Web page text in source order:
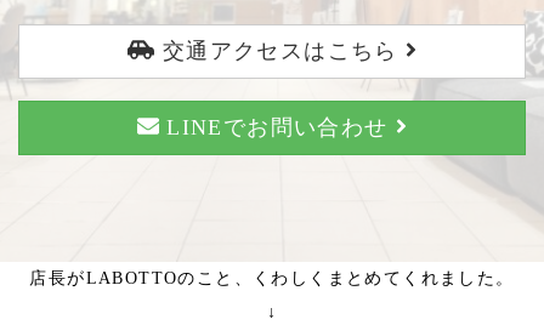
交通アクセスはこちら
LINEでお問い合わせ
店長がLABOTTOのこと、くわしくまとめてくれました。
↓